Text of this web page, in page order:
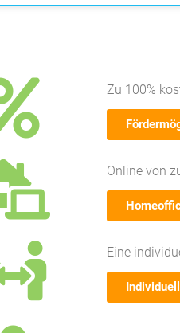
Zu 100%
Online von
Eine